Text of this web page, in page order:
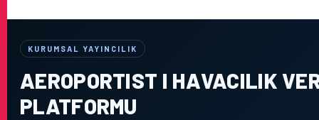
KURUMSAL YAYINCILIK
AEROPORTIST I HAVACILIK
PLATFORMU